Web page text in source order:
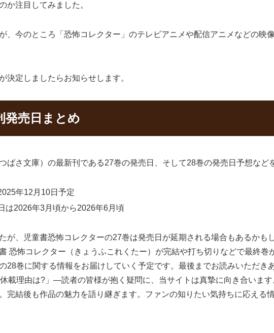
か注目してみました。
、今のところ「恐怖コレクター」のテレビアニメや配信アニメなどの映
決定しましたらお知らせします。
発売日まとめ
ばさ文庫）の最新刊である27巻の発売日、そして28巻の発売日予想など
年12月10日予定
は2026年3月頃から2026年6月頃
が、児童書恐怖コレクターの27巻は発売日が延期される場合もあるかも
恐怖コレクター（きょうふこれくたー）が完結や打ち切りなどで最終巻
28巻に関する情報をお届けしていく予定です。最後までお読みいただき
載理由は?」―読者の皆様が抱く疑問に、当サイトは真摯に向き合います
完結後も作品の魅力を語り継ぎます。ファンの知りたい気持ちに応える